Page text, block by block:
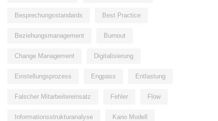
Besprechungsstandards Best Practice
Beziehungsmanagement Burnout
Change Management Digitalisierung
Einstellungsprozess Engpass Entlastung
Falscher Mitarbeitereinsatz Fehler Flow
Informationsstrukturanalyse Kano Modell